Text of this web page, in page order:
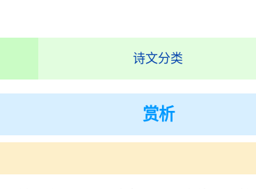
诗文分类
赏析